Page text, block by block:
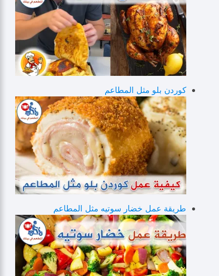
كوردن بلو مثل المطاعم
طريقة عمل خضار سوتيه مثل المطاعم